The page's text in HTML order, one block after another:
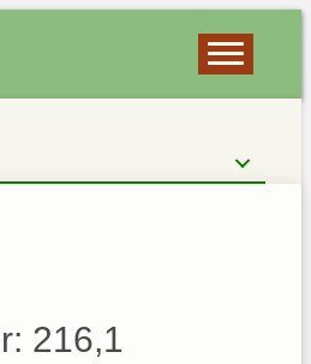
216,1